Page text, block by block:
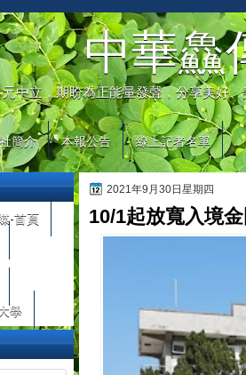
中華鱻
中立，期盼為正能量發聲，分享美好
簡介 本報公告 線上記者名單
2021年9月30日星期四
10/1起放寬入境
-首頁
學